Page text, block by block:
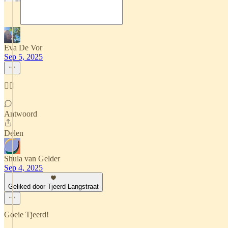
Eva De Vor
Sep 5, 2025
✌🏽
Antwoord
Delen
Shula van Gelder
Sep 4, 2025
Geliked door Tjeerd Langstraat
Goeie Tjeerd!